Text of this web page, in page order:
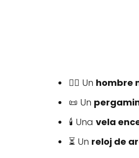
🧘‍♂️ Un hombre
📜 Un
🕯️ Una vela
⏳ Un reloj de